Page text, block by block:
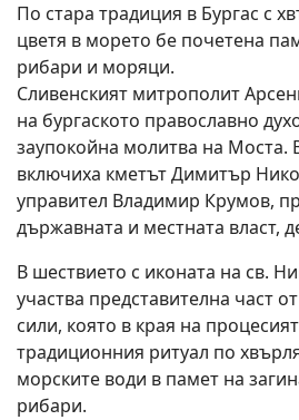
По стара традиция в Бургас с
цветя в морето бе почетена
рибари и моряци.
Сливенският митрополит
на бургаското православно
заупокойна молитва на Моста.
включиха кметът Димитър
управител Владимир Крумов,
държавната и местната власт,
В шествието с иконата на св.
участва представителна част
сили, която в края на
традиционния ритуал по
морските води в памет на
рибари.